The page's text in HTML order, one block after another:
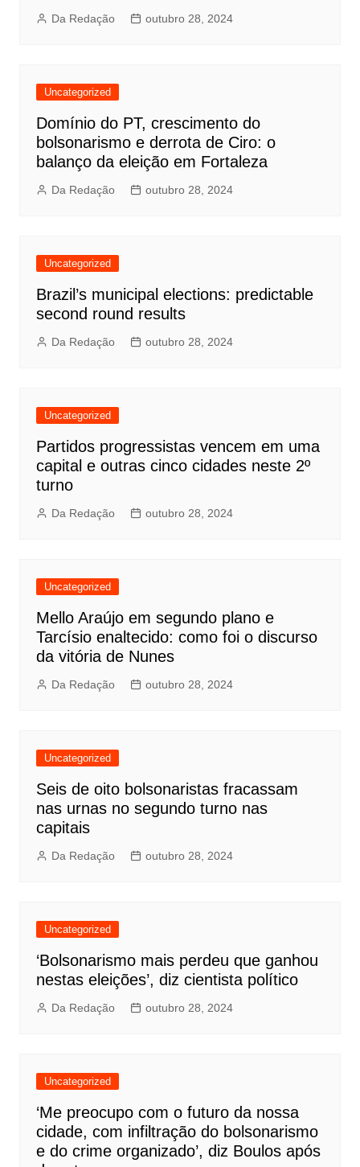
Da Redação outubro 28, 2024
Uncategorized
Domínio do PT, crescimento do
bolsonarismo e derrota de Ciro: o
balanço da eleição em Fortaleza
Da Redação outubro 28, 2024
Uncategorized
Brazil’s municipal elections: predictable
second round results
Da Redação outubro 28, 2024
Uncategorized
Partidos progressistas vencem em uma
capital e outras cinco cidades neste 2º
turno
Da Redação outubro 28, 2024
Uncategorized
Mello Araújo em segundo plano e
Tarcísio enaltecido: como foi o discurso
da vitória de Nunes
Da Redação outubro 28, 2024
Uncategorized
Seis de oito bolsonaristas fracassam
nas urnas no segundo turno nas
capitais
Da Redação outubro 28, 2024
Uncategorized
‘Bolsonarismo mais perdeu que ganhou
nestas eleições’, diz cientista político
Da Redação outubro 28, 2024
Uncategorized
‘Me preocupo com o futuro da nossa
cidade, com infiltração do bolsonarismo
e do crime organizado’, diz Boulos após